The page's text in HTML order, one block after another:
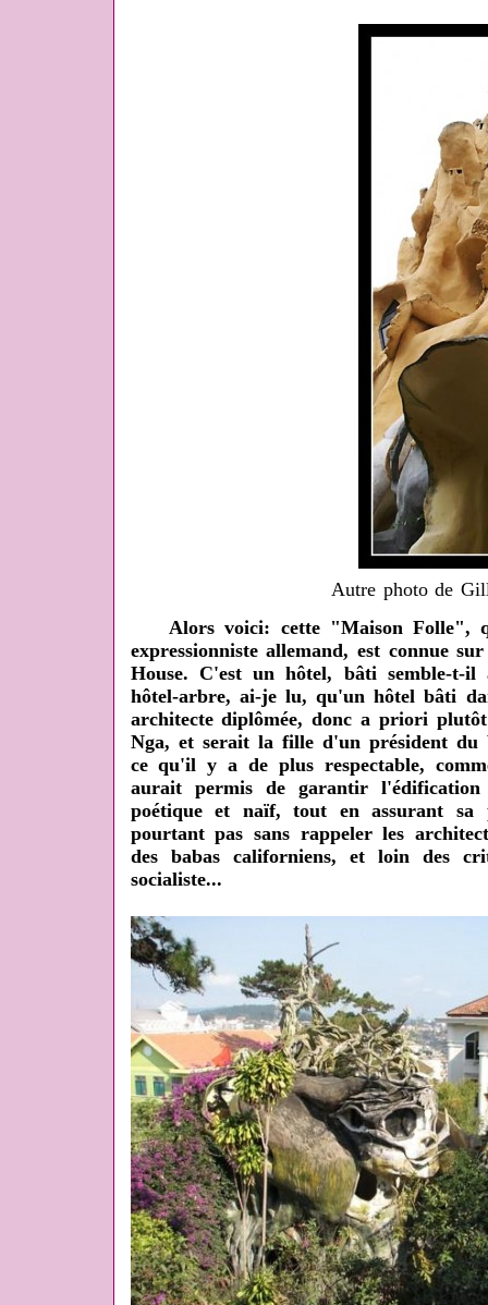
Autre photo de
Alors voici: cette "Maison Folle",
expressionniste allemand, est connue
House. C'est un hôtel, bâti semble-
hôtel-arbre, ai-je lu, qu'un hôtel bâti
architecte diplômée, donc a priori
Nga, et serait la fille d'un président du
ce qu'il y a de plus respectable,
aurait permis de garantir
poétique et naïf, tout en assurant sa
pourtant pas sans rappeler les
des babas californiens, et loin des
socialiste...